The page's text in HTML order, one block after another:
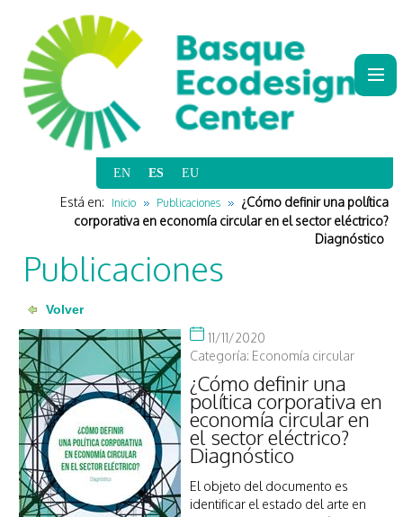
Está en:
Inicio Publicaciones
¿Cómo definir una política
corporativa en economía circular en el sector eléctrico?
Diagnóstico
Publicaciones
11/11/2020
Categoría: Economía circular
¿Cómo definir una
política corporativa en
economía circular en
el sector eléctrico?
Diagnóstico
El objeto del documento es
identificar el estado del arte en